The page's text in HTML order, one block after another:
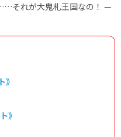
……それが大鬼札王国なの！ —
》
》